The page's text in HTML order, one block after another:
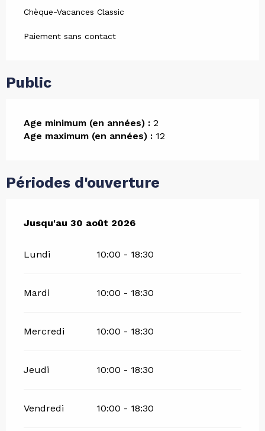
Chèque-Vacances Classic
Paiement sans contact
Public
Age minimum (en années) : 2
Age maximum (en années) : 12
Périodes d'ouverture
Du6 juillet 2026au30 août 2026
Jusqu'au 30 août 2026
Lundi 10:00 - 18:30
Mardi 10:00 - 18:30
Mercredi 10:00 - 18:30
Jeudi 10:00 - 18:30
Vendredi 10:00 - 18:30